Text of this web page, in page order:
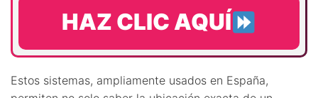
HAZ CLIC AQUÍ
Estos sistemas, ampliamente usados en España,